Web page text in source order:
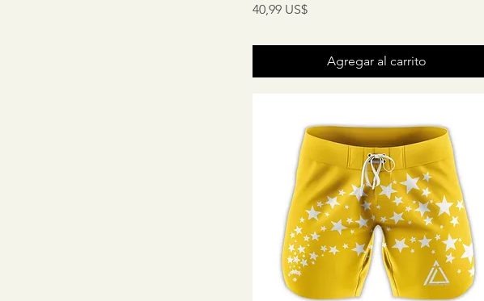
Precio
40,99 US$
Agregar al carrito